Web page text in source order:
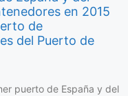
en 2015
de
del Puerto de
puerto de España y del